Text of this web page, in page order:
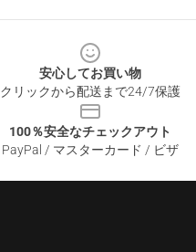
安心してお買い物
クリックから配送まで24/7保護
100％安全なチェックアウト
PayPal / マスターカード / ビザ